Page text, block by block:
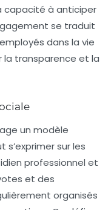
capacité à anticiper
se traduit
dans la vie
la transparence et la
un modèle
sur les
professionnel et
et des
organisés